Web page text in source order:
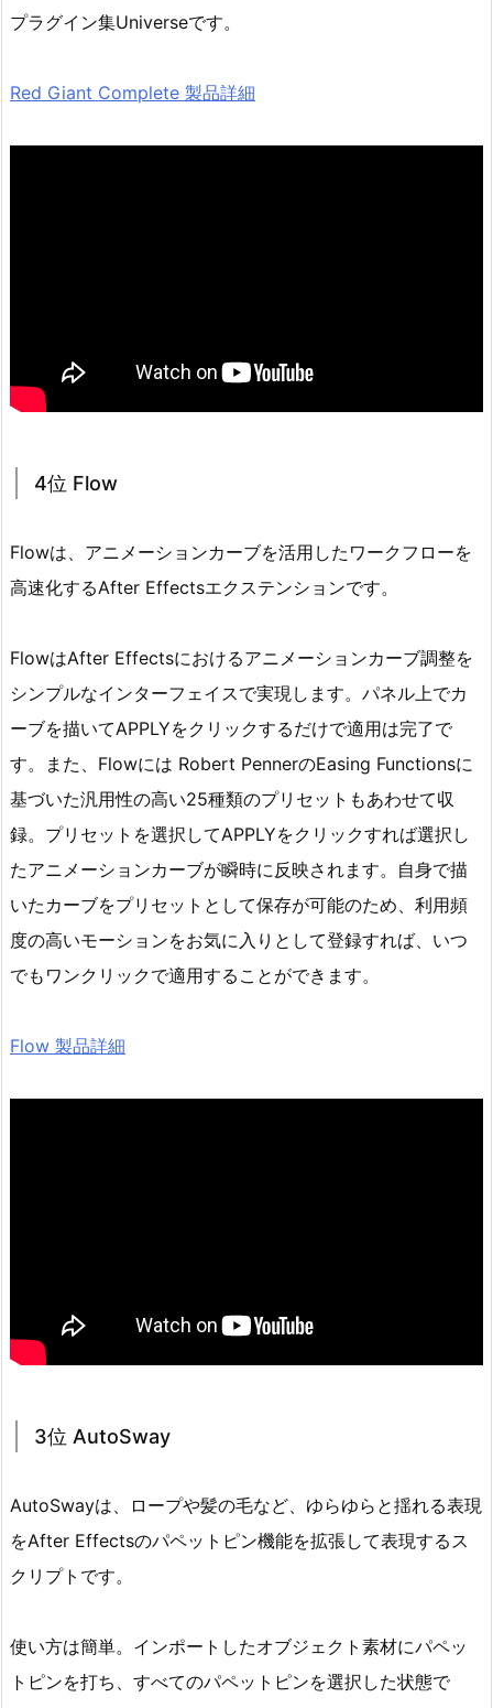
プラグイン集Universeです。
Red Giant Complete 製品詳細
4位 Flow
Flowは、アニメーションカーブを活用したワークフローを
高速化するAfter Effectsエクステンションです。
FlowはAfter Effectsにおけるアニメーションカーブ調整を
シンプルなインターフェイスで実現します。パネル上でカ
ーブを描いてAPPLYをクリックするだけで適用は完了で
す。また、Flowには Robert PennerのEasing Functionsに
基づいた汎用性の高い25種類のプリセットもあわせて収
録。プリセットを選択してAPPLYをクリックすれば選択し
たアニメーションカーブが瞬時に反映されます。自身で描
いたカーブをプリセットとして保存が可能のため、利用頻
度の高いモーションをお気に入りとして登録すれば、いつ
でもワンクリックで適用することができます。
Flow 製品詳細
3位 AutoSway
AutoSwayは、ロープや髪の毛など、ゆらゆらと揺れる表現
をAfter Effectsのパペットピン機能を拡張して表現するス
クリプトです。
使い方は簡単。インポートしたオブジェクト素材にパペッ
トピンを打ち、すべてのパペットピンを選択した状態で